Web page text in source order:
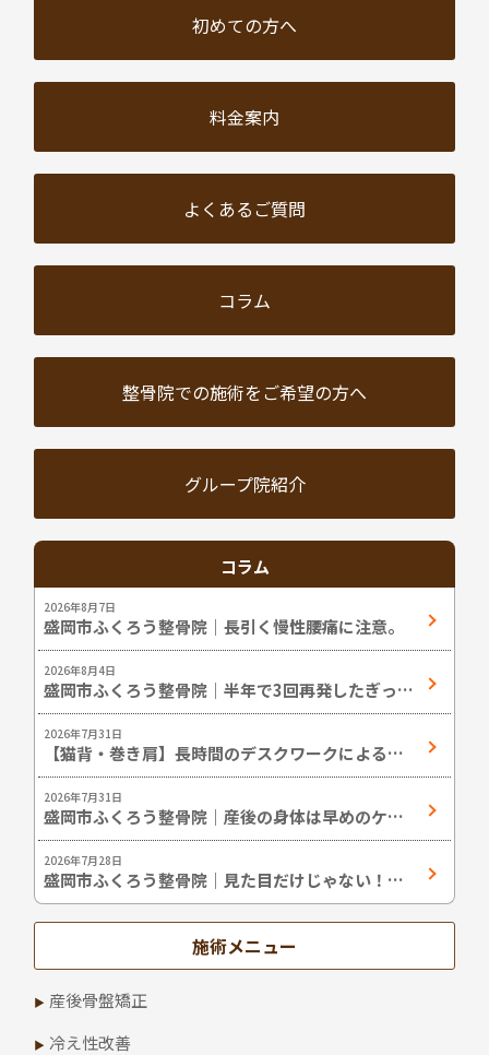
初めての方へ
料金案内
よくあるご質問
コラム
整骨院での施術をご希望の方へ
グループ院紹介
コラム
盛岡市ふくろう整骨院｜長引く慢性腰痛に注意。
2026年8月7日
盛岡市ふくろう整骨院｜半年で3回再発したぎっく
り腰の改善症例
2026年8月4日
【猫背・巻き肩】長時間のデスクワークによる猫
背姿勢の改善
2026年7月31日
盛岡市ふくろう整骨院｜産後の身体は早めのケア
が大切です。
2026年7月31日
盛岡市ふくろう整骨院｜見た目だけじゃない！姿
勢改善のメリット
2026年7月28日
施術メニュー
産後骨盤矯正
冷え性改善